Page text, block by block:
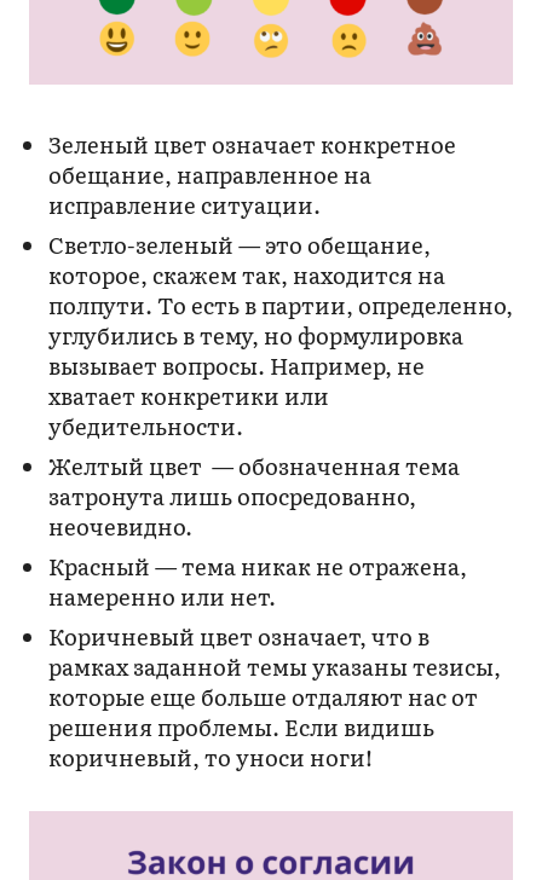
Зеленый цвет означает конкретное
обещание, направленное на
исправление ситуации.
Светло-зеленый — это обещание,
которое, скажем так, находится на
полпути. То есть в партии, определенно,
углубились в тему, но формулировка
вызывает вопросы. Например, не
хватает конкретики или
убедительности.
Желтый цвет — обозначенная тема
затронута лишь опосредованно,
неочевидно.
Красный — тема никак не отражена,
намеренно или нет.
Коричневый цвет означает, что в
рамках заданной темы указаны тезисы,
которые еще больше отдаляют нас от
решения проблемы. Если видишь
коричневый, то уноси ноги!